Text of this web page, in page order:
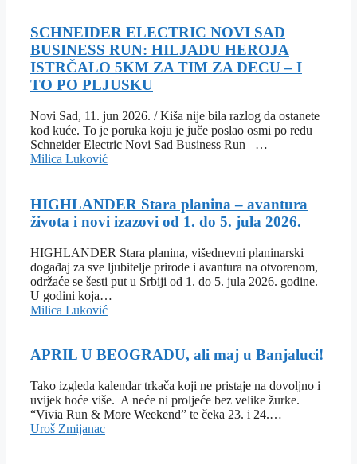
SCHNEIDER ELECTRIC NOVI SAD
BUSINESS RUN: HILJADU HEROJA
ISTRČALO 5KM ZA TIM ZA DECU – I
TO PO PLJUSKU
Novi Sad, 11. jun 2026. / Kiša nije bila razlog da ostanete
kod kuće. To je poruka koju je juče poslao osmi po redu
Schneider Electric Novi Sad Business Run –…
Milica Luković
HIGHLANDER Stara planina – avantura
života i novi izazovi od 1. do 5. jula 2026.
HIGHLANDER Stara planina, višednevni planinarski
događaj za sve ljubitelje prirode i avantura na otvorenom,
održaće se šesti put u Srbiji od 1. do 5. jula 2026. godine.
U godini koja…
Milica Luković
APRIL U BEOGRADU, ali maj u Banjaluci!
Tako izgleda kalendar trkača koji ne pristaje na dovoljno i
uvijek hoće više. A neće ni proljeće bez velike žurke.
“Vivia Run & More Weekend” te čeka 23. i 24.…
Uroš Zmijanac